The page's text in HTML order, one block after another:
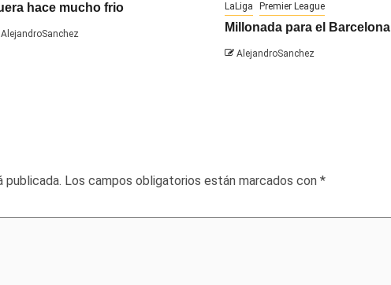
hace mucho frio
AlejandroSanchez
LaLiga
Premier League
Millonada para el Barcelona
AlejandroSanchez
publicada. Los campos obligatorios están marcados con *